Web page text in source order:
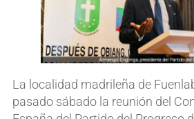
La localidad madrileña de
pasado sábado la reunión del